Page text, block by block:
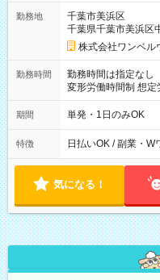
なし
勤務地
千葉市美浜区
千葉県千葉市美浜区
株式会社ワンベル
勤務時間
勤務時間は指定なし
変形労働時間制 想定労働時間
19：00
期間 単発・1日のみOK
特徴 日払いOK / 副業・
気になる！